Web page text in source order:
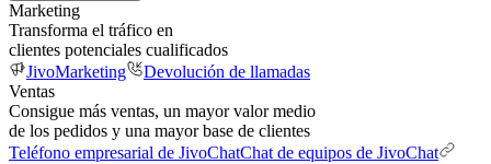
Marketing
Transforma el tráfico en
clientes potenciales cualificados
JivoMarketing
Devolución de llamadas
Ventas
Consigue más ventas, un mayor valor medio
de los pedidos y una mayor base de clientes
Teléfono empresarial de JivoChatChat de equipos de JivoChat